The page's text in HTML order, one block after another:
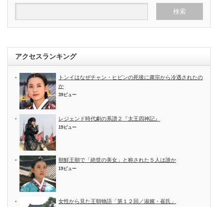
アクセスランキング
トンイはなぜチャン・ヒビンの死後に粛宗から冷遇されたの
か
39ビュー
レジェンド時代劇の系譜２『太王四神記』
19ビュー
朝鮮王朝で「絶世の美女」と称された５人は誰か
19ビュー
女性から見た王朝物語「第１２回／淑嬪・崔氏」